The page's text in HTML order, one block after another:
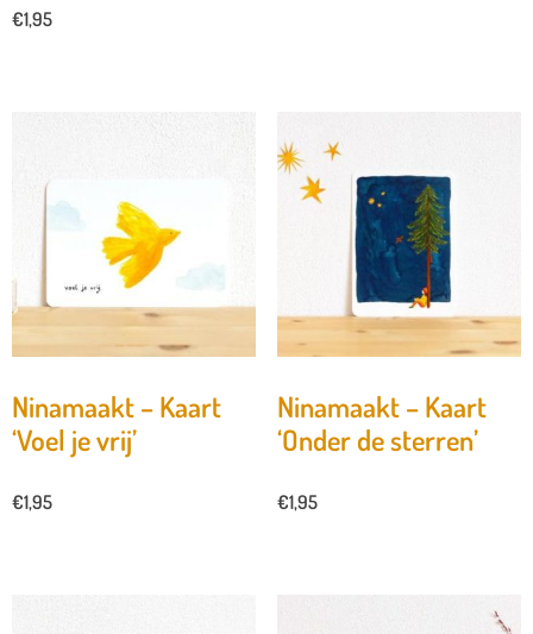
€1,95
Ninamaakt – Kaart
‘Voel je vrij’
€1,95
Ninamaakt – Kaart
‘Onder de sterren’
€1,95